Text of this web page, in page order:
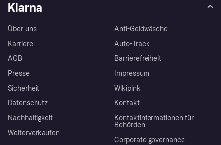
Klarna
Über uns
Karriere
AGB
Presse
Sicherheit
Datenschutz
Nachhaltigkeit
Weiterverkaufen
Anti-Geldwäsche
Auto-Track
Barrierefreiheit
Impressum
Wikipink
Kontakt
Kontaktinformationen für
Behörden
Corporate governance